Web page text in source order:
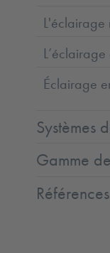
L'éclairage
Éclairage
Systèmes
Gamme